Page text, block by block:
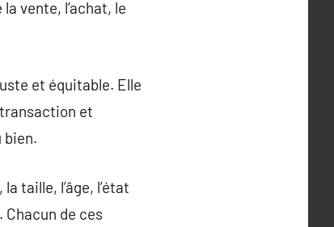
vente, l’achat, le
et équitable. Elle
et
bien.
taille, l’âge, l’état
de ces